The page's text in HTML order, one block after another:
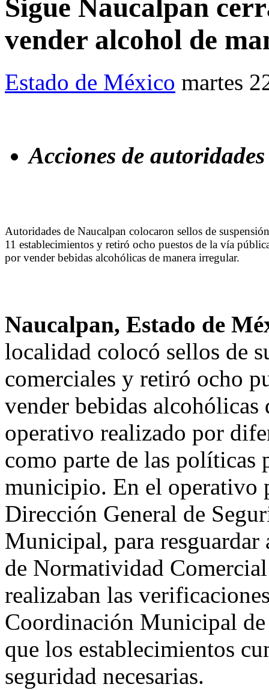
Sigue Naucalpan
vender alcohol de
Estado de México martes
Acciones de
Autoridades de Naucalpan colocaron sellos de
11 establecimientos y retiró ocho puestos de la vía
por vender bebidas alcohólicas de manera irregular.
Naucalpan, Estado de
localidad colocó sellos de
comerciales y retiró ocho
vender bebidas
operativo realizado por
como parte de las políticas
municipio. En el operativo
Dirección General de
Municipal, para resguardar
de Normatividad
realizaban las
Coordinación Municipal
que los establecimientos
seguridad necesarias.